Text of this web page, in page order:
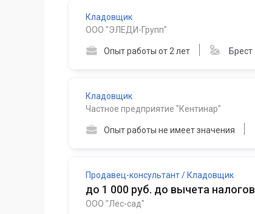
Кладовщик
ООО "ЭЛЕДИ-Групп"
Опыт работы от 2 лет Брест
Кладовщик
Частное предприятие "Кентинар"
Опыт работы не имеет значения
Продавец-консультант / Кладовщик
до 1 000 руб. до вычета налогов
ООО "Лес-сад"